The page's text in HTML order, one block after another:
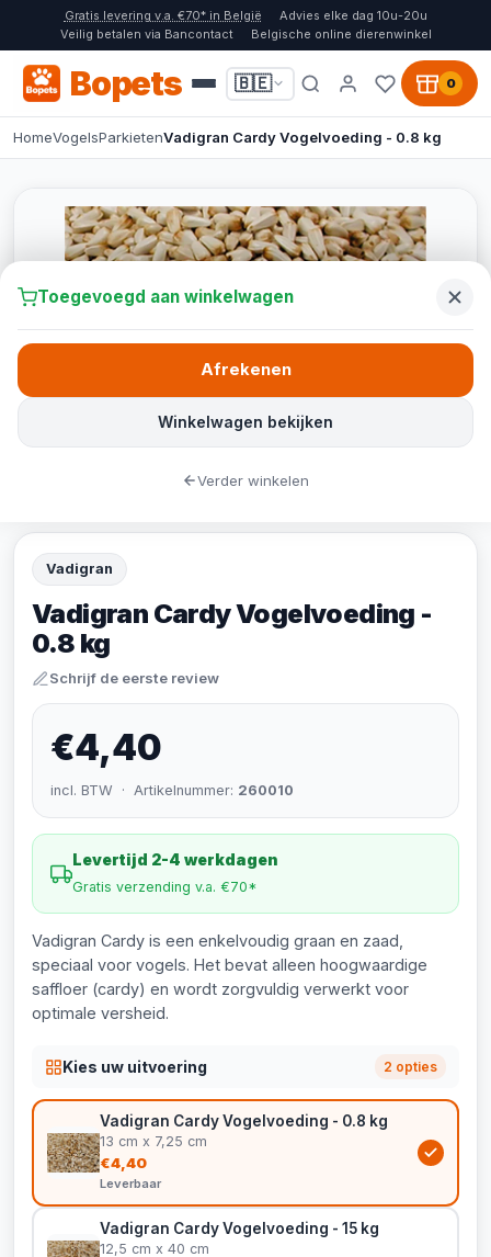
Gratis levering v.a. €70* in België
Advies elke dag 10u-20u
Veilig betalen via Bancontact
Belgische online dierenwinkel
Bopets 🇧🇪 0
HomeVogelsParkietenVadigran Cardy Vogelvoeding - 0.8 kg
Vadigran
Vadigran Cardy Vogelvoeding -
0.8 kg
Schrijf de eerste review
€4,40
incl. BTW · Artikelnummer: 260010
Levertijd 2-4 werkdagen
Gratis verzending v.a. €70*
Vadigran Cardy is een enkelvoudig graan en zaad,
speciaal voor vogels. Het bevat alleen hoogwaardige
saffloer (cardy) en wordt zorgvuldig verwerkt voor
optimale versheid.
Kies uw uitvoering 2 opties
Vadigran Cardy Vogelvoeding - 0.8 kg
13 cm x 7,25 cm
€4,40
Leverbaar
Vadigran Cardy Vogelvoeding - 15 kg
12,5 cm x 40 cm
Toegevoegd aan winkelwagen
Winkelwagen bekijken
Afrekenen
Verder winkelen